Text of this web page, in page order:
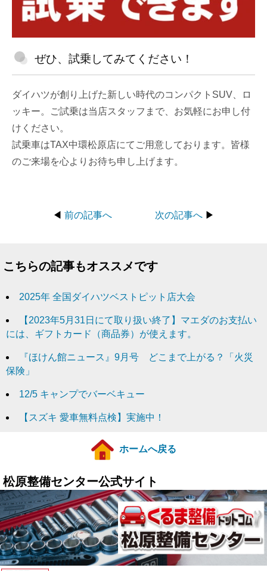
ぜひ、試乗してみてください！
ダイハツが創り上げた新しい時代のコンパクトSUV、ロ
ッキー。ご試乗は当店スタッフまで、お気軽にお申し付
けください。
試乗車はTAX中環松原店にてご用意しております。皆様
のご来場を心よりお待ち申し上げます。
◀ 前の記事へ 次の記事へ ▶
こちらの記事もオススメです
2025年 全国ダイハツベストピット店大会
【2023年5月31日にて取り扱い終了】マエダのお支払い
には、ギフトカード（商品券）が使えます。
『ほけん館ニュース』9月号 どこまで上がる？「火災
保険」
12/5 キャンプでバーベキュー
【スズキ 愛車無料点検】実施中！
ホームへ戻る
松原整備センター公式サイト